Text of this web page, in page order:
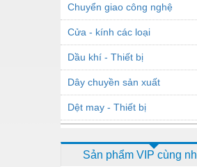
Chuyển giao công nghệ
Cửa - kính các loại
Dầu khí - Thiết bị
Dây chuyền sản xuất
Dệt may - Thiết bị
Dịch vụ - Thi công
Sản phẩm VIP cùng